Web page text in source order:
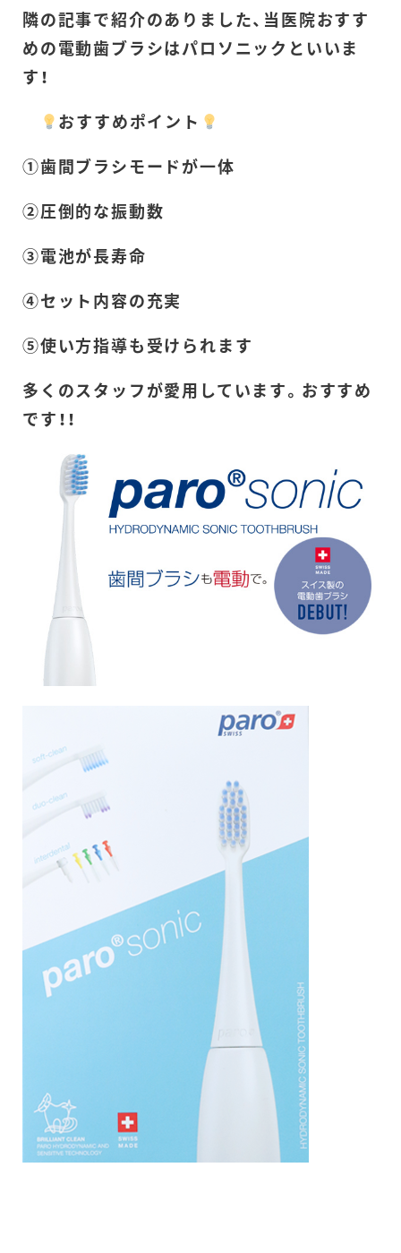
当院の紹介
ドクターの紹介
設備の紹介
お問い合わせ
隣の記事で紹介のありました、当医院おすす
めの電動歯ブラシはパロソニックといいま
す！
おすすめポイント
①歯間ブラシモードが一体
②圧倒的な振動数
③電池が長寿命
④セット内容の充実
⑤使い方指導も受けられます
多くのスタッフが愛用しています。おすすめ
です！！